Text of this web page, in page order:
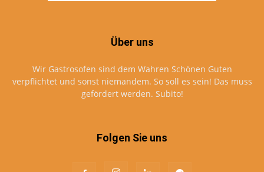
Über uns
Wir Gastrosofen sind dem Wahren Schönen Guten
verpflichtet und sonst niemandem. So soll es sein! Das muss
gefördert werden. Subito!
Folgen Sie uns